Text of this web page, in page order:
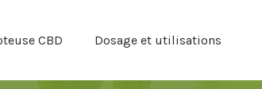
Dosage et utilisations
CBD